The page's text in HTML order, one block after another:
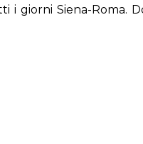
i giorni Siena-Roma.